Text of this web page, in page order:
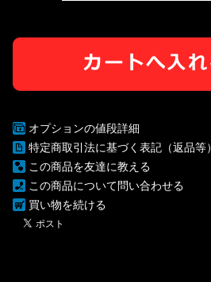
オプションの値段詳細
特定商取引法に基づく表記（返品等）
この商品を友達に教える
この商品について問い合わせる
買い物を続ける